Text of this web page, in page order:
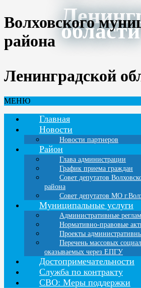
области
Волховского
района
Ленинградской
МЕНЮ
Главная
Новости
Новости партнеров
Район
Глава администрации
График приема граждан
Совет депутатов
района
Совет депутатов МО
Муниципальные услуги
Административные
Нормативно-правовые
Проекты
Перечень массовых
оказываемых через ЕПГУ
Достопримечательности
Служба по контракту
СВО: Меры поддержки